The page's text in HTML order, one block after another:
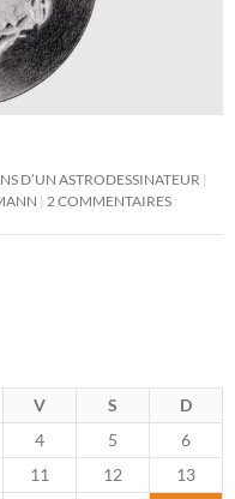
D’UN ASTRODESSINATEUR
2 COMMENTAIRES
V S
D
4 5
6
11 12
13